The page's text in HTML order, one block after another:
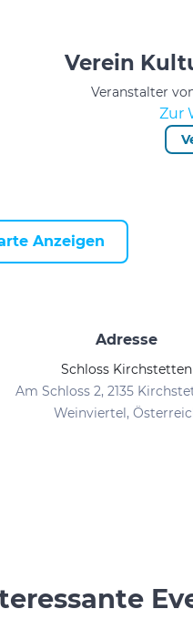
Verein
Veranstalter
Zur
Anzeigen
Adresse
Schloss Kirchstetten
Am Schloss 2, 2135
Weinviertel,